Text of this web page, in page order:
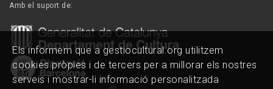
Amb el suport de:
Els informem que a gestiocultural.org utilitzem
cookies pròpies i de tercers per a millorar els nostres
serveis i mostrar-li informació personalitzada